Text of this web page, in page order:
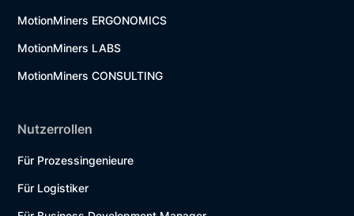
MotionMiners ERGONOMICS
MotionMiners LABS
MotionMiners CONSULTING
Nutzerrollen
Für Prozessingenieure
Für Logistiker